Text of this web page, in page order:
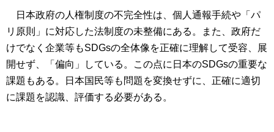
日本政府の人権制度の不完全性は、個人通報手続や「パ
リ原則」に対応した法制度の未整備にある。また、政府だ
けでなく企業等もSDGsの全体像を正確に理解して受容、展
開せず、「偏向」している。この点に日本のSDGsの重要な
課題もある。日本国民等も問題を変換せずに、正確に適切
に課題を認識、評価する必要がある。